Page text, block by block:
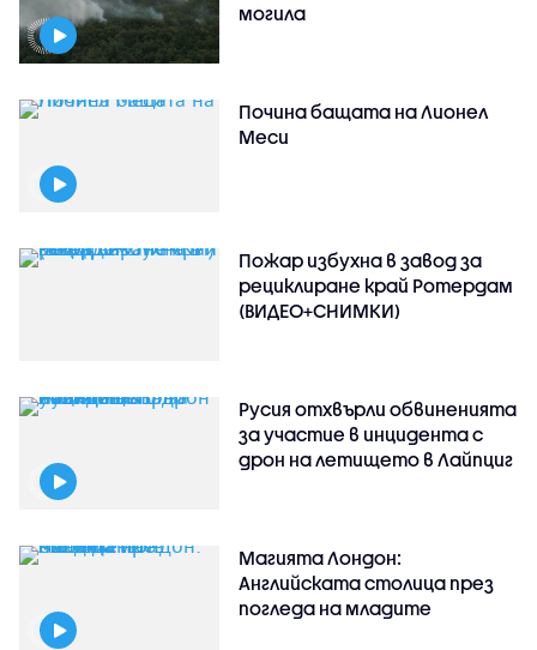
могила
Почина бащата на Лионел
Меси
Пожар избухна в завод за
рециклиране край Ротердам
(ВИДЕО+СНИМКИ)
Русия отхвърли обвиненията
за участие в инцидента с
дрон на летището в Лайпциг
Магията Лондон:
Английската столица през
погледа на младите